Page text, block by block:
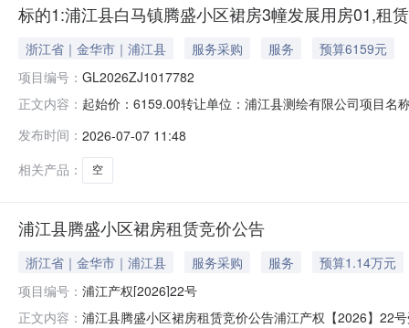
标的1:浦江县白马镇腾盛小区裙房3幢发展用房01,租
浙江省｜金华市｜浦江县 服务采购 服务
预算6159元
项目编号： GL2026ZJ1017782
正文内容： 起始价：6159.00转让单位：浦江县测绘有限公司项目
发布时间： 2026-07-07 11:48
相关产品：
空
浦江县腾盛小区裙房租赁竞价公告
浙江省｜金华市｜浦江县 服务采购 服务
预算1.14万元
项目编号： 浦江产权[2026]22号
正文内容： 浦江县腾盛小区裙房租赁竞价公告浦江产权【2026】22